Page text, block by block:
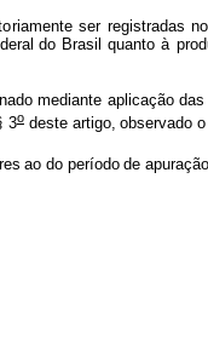
oriamente ser registradas
do Brasil quanto à pro
mediante aplicação das
3odeste artigo, observado o
ao do período de apuraçã